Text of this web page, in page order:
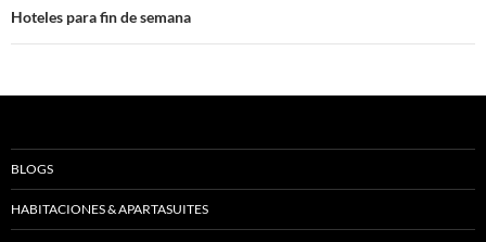
Hoteles para fin de semana
BLOGS
HABITACIONES & APARTASUITES